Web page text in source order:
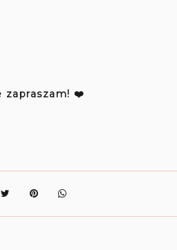
zapraszam! ❤️